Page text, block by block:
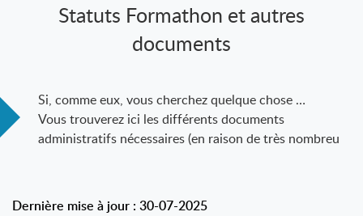
Statuts Formathon et autres
documents
Si, comme eux, vous cherchez quelque chose …
Vous trouverez ici les différents documents
administratifs nécessaires (en raison de très nombreu
Dernière mise à jour : 30-07-2025